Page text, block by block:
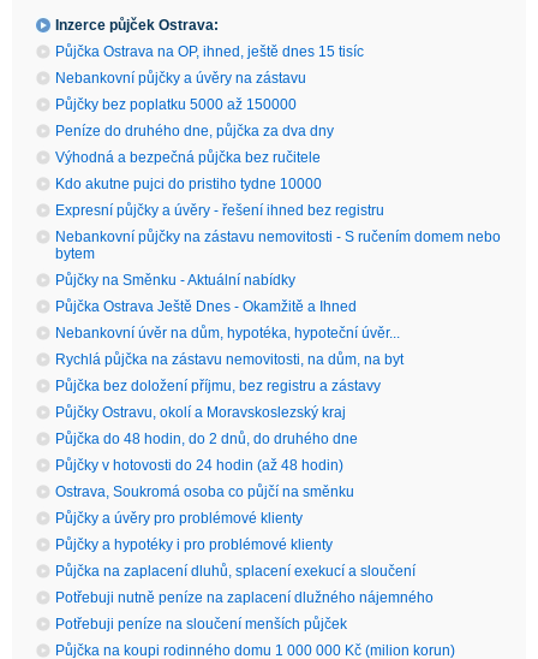
Inzerce půjček Ostrava:
Půjčka Ostrava na OP, ihned, ještě dnes 15 tisíc
Nebankovní půjčky a úvěry na zástavu
Půjčky bez poplatku 5000 až 150000
Peníze do druhého dne, půjčka za dva dny
Výhodná a bezpečná půjčka bez ručitele
Kdo akutne pujci do pristiho tydne 10000
Expresní půjčky a úvěry - řešení ihned bez registru
Nebankovní půjčky na zástavu nemovitosti - S ručením domem nebo
bytem
Půjčky na Směnku - Aktuální nabídky
Půjčka Ostrava Ještě Dnes - Okamžitě a Ihned
Nebankovní úvěr na dům, hypotéka, hypoteční úvěr...
Rychlá půjčka na zástavu nemovitosti, na dům, na byt
Půjčka bez doložení příjmu, bez registru a zástavy
Půjčky Ostravu, okolí a Moravskoslezský kraj
Půjčka do 48 hodin, do 2 dnů, do druhého dne
Půjčky v hotovosti do 24 hodin (až 48 hodin)
Ostrava, Soukromá osoba co půjčí na směnku
Půjčky a úvěry pro problémové klienty
Půjčky a hypotéky i pro problémové klienty
Půjčka na zaplacení dluhů, splacení exekucí a sloučení
Potřebuji nutně peníze na zaplacení dlužného nájemného
Potřebuji peníze na sloučení menších půjček
Půjčka na koupi rodinného domu 1 000 000 Kč (milion korun)